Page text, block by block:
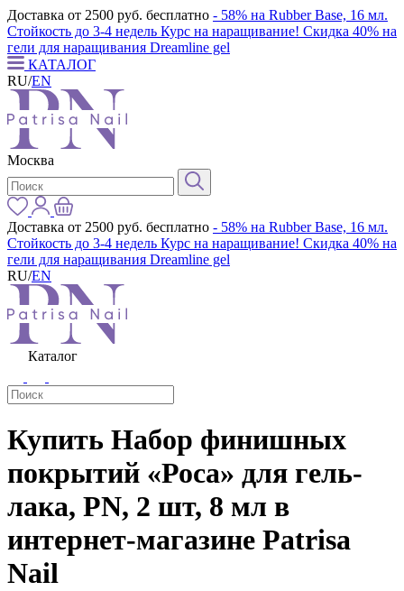
Доставка от 2500 руб. бесплатно - 58% на Rubber Base, 16 мл.
Стойкость до 3-4 недель Курс на наращивание! Скидка 40% на
гели для наращивания Dreamline gel
КАТАЛОГ
RU/EN
Москва
Доставка от 2500 руб. бесплатно - 58% на Rubber Base, 16 мл.
Стойкость до 3-4 недель Курс на наращивание! Скидка 40% на
гели для наращивания Dreamline gel
RU/EN
Каталог
Купить Набор финишных
покрытий «Роса» для гель-
лака, PN, 2 шт, 8 мл в
интернет-магазине Patrisa
Nail